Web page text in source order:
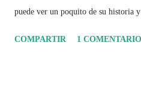
puede ver un poquito de su historia y
COMPARTIR
1 COMENTARIO